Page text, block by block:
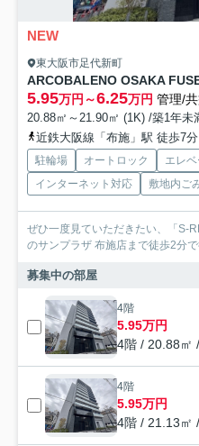
NEW
東大阪市足代新町
5.95万円～6.25万円 管理/
20.88㎡～21.90㎡ (1K) /築1年未
近鉄大阪線「布施」駅 徒歩7分
駐輪場 オートロック エレ
インターネット対応
敷地内ご
ぜひ一度見ていただきたい、「S-
のサンプラザ 布施店まで徒歩2分
募集中の部屋
4階
5.95万円
4階 / 20.88㎡
4階
5.95万円
4階 / 21.13㎡